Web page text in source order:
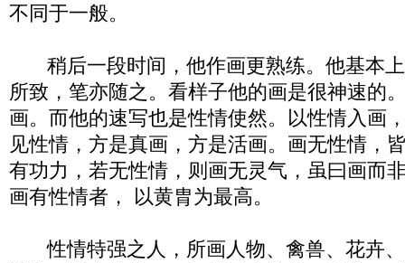
不同于一般。
稍后一段时间，他作画更熟练。他基本上
所致，笔亦随之。看样子他的画是很神速的
画。而他的速写也是性情使然。以性情入画
见性情，方是真画，方是活画。画无性情，
有功力，若无性情，则画无灵气，虽曰画而
画有性情者， 以黄胄为最高。
性情特强之人，所画人物、禽兽、花卉、